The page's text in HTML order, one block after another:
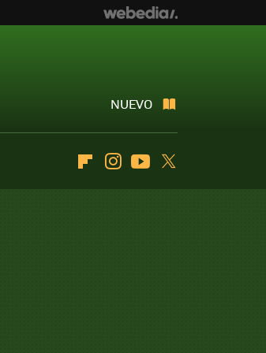
NUEVO
FlipboardInstagramYoutube